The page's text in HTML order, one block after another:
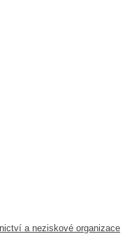
a neziskové organizace